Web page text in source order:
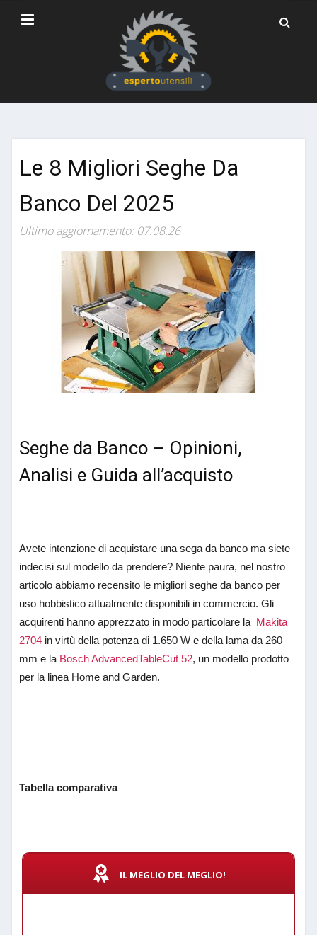
Le 8 Migliori Seghe Da
Banco Del 2025
Ultimo aggiornamento: 07.08.26
Seghe da Banco – Opinioni,
Analisi e Guida all’acquisto
Avete intenzione di acquistare una sega da banco ma siete
indecisi sul modello da prendere? Niente paura, nel nostro
articolo abbiamo recensito le migliori seghe da banco per
uso hobbistico attualmente disponibili in commercio. Gli
acquirenti hanno apprezzato in modo particolare la Makita
2704 in virtù della potenza di 1.650 W e della lama da 260
mm e la Bosch AdvancedTableCut 52, un modello prodotto
per la linea Home and Garden.
Tabella comparativa
IL MEGLIO DEL MEGLIO!